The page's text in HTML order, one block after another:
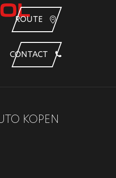
ROUTE
CONTACT
KOPEN